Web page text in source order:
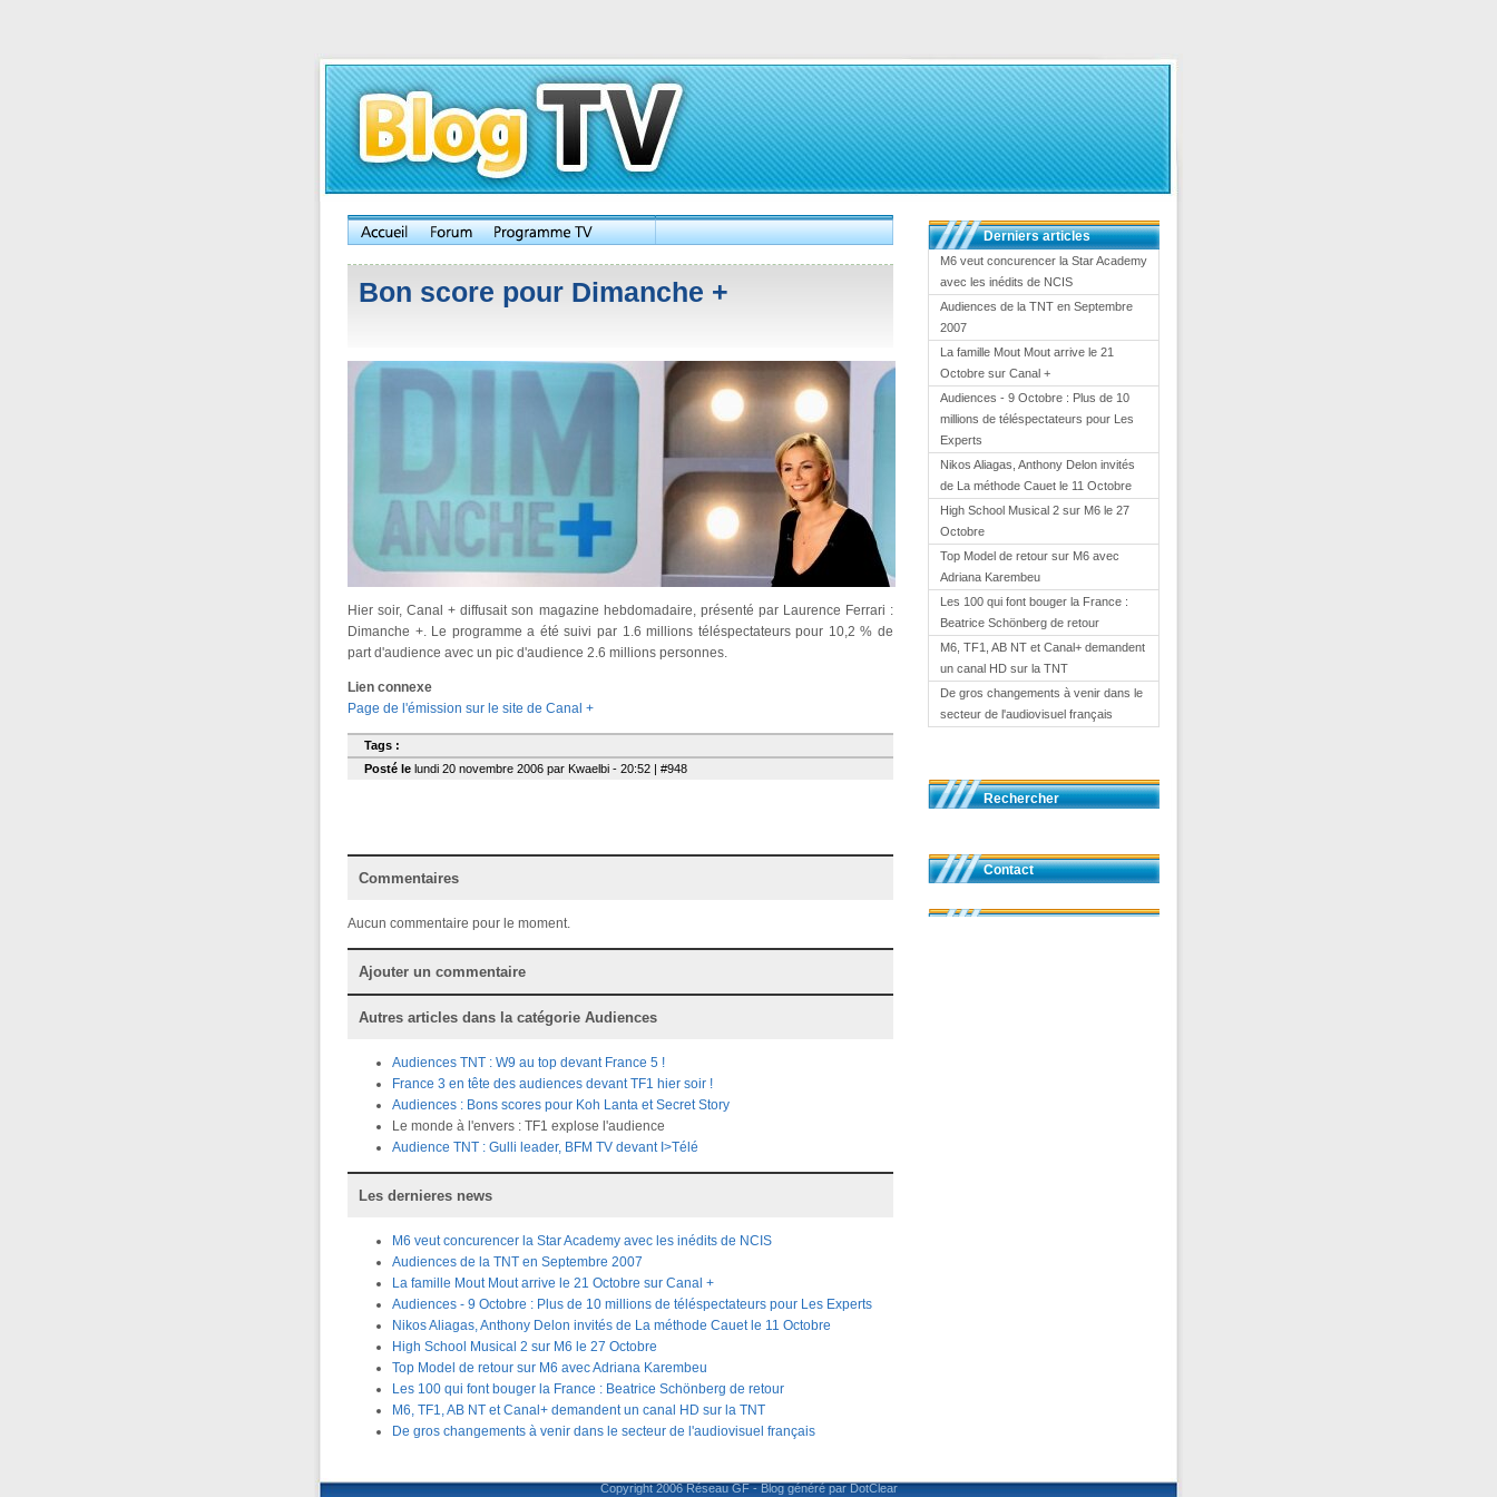
Bon score pour Dimanche +
Hier soir, Canal + diffusait son magazine hebdomadaire, présenté par Laurence Ferrari :
Dimanche +. Le programme a été suivi par 1.6 millions téléspectateurs pour 10,2 % de
part d'audience avec un pic d'audience 2.6 millions personnes.
Lien connexe
Page de l'émission sur le site de Canal +
Tags :
Posté le lundi 20 novembre 2006 par Kwaelbi - 20:52 | #948
Commentaires
Aucun commentaire pour le moment.
Ajouter un commentaire
Autres articles dans la catégorie Audiences
Audiences TNT : W9 au top devant France 5 !
France 3 en tête des audiences devant TF1 hier soir !
Audiences : Bons scores pour Koh Lanta et Secret Story
Le monde à l'envers : TF1 explose l'audience
Audience TNT : Gulli leader, BFM TV devant I>Télé
Les dernieres news
M6 veut concurencer la Star Academy avec les inédits de NCIS
Audiences de la TNT en Septembre 2007
La famille Mout Mout arrive le 21 Octobre sur Canal +
Audiences - 9 Octobre : Plus de 10 millions de téléspectateurs pour Les Experts
Nikos Aliagas, Anthony Delon invités de La méthode Cauet le 11 Octobre
High School Musical 2 sur M6 le 27 Octobre
Top Model de retour sur M6 avec Adriana Karembeu
Les 100 qui font bouger la France : Beatrice Schönberg de retour
M6, TF1, AB NT et Canal+ demandent un canal HD sur la TNT
De gros changements à venir dans le secteur de l'audiovisuel français
Derniers articles
M6 veut concurencer la Star Academy
avec les inédits de NCIS
Audiences de la TNT en Septembre
2007
La famille Mout Mout arrive le 21
Octobre sur Canal +
Audiences - 9 Octobre : Plus de 10
millions de téléspectateurs pour Les
Experts
Nikos Aliagas, Anthony Delon invités
de La méthode Cauet le 11 Octobre
High School Musical 2 sur M6 le 27
Octobre
Top Model de retour sur M6 avec
Adriana Karembeu
Les 100 qui font bouger la France :
Beatrice Schönberg de retour
M6, TF1, AB NT et Canal+ demandent
un canal HD sur la TNT
De gros changements à venir dans le
secteur de l'audiovisuel français
Rechercher
Contact
Copyright 2006Réseau GF-Blog généré par DotClear